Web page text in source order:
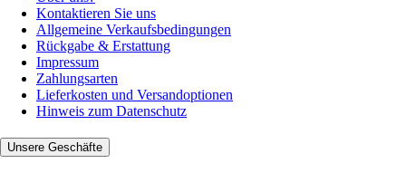
Kontaktieren Sie uns
Allgemeine Verkaufsbedingungen
Rückgabe & Erstattung
Impressum
Zahlungsarten
Lieferkosten und Versandoptionen
Hinweis zum Datenschutz
Unsere Geschäfte